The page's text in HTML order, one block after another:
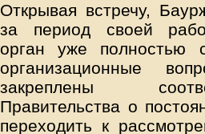
Открывая встречу,
за период своей
орган уже полностью
организационные
закреплены
Правительства о
переходить к